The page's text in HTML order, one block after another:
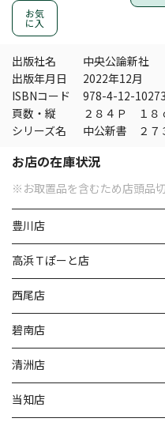
お気
に入
出版社名
中央公論新社
出版年月日
2022年12月
ISBNコード
978-4-12-
頁数・縦
２８４Ｐ １８
シリーズ名
中公新書 ２７
お店の在庫状況
※お取置品を含むため店頭品
豊川店
高浜Ｔぽーと店
西尾店
碧南店
清洲店
当知店